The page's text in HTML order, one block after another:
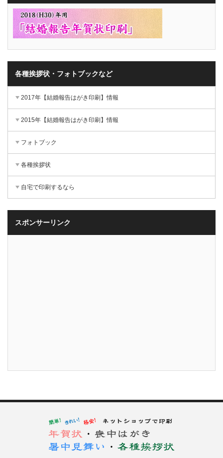
各種挨拶状・フォトブックなど
2017年【結婚報告はがき印刷】情報
2015年【結婚報告はがき印刷】情報
フォトブック
各種挨拶状
自宅で印刷するなら
スポンサーリンク